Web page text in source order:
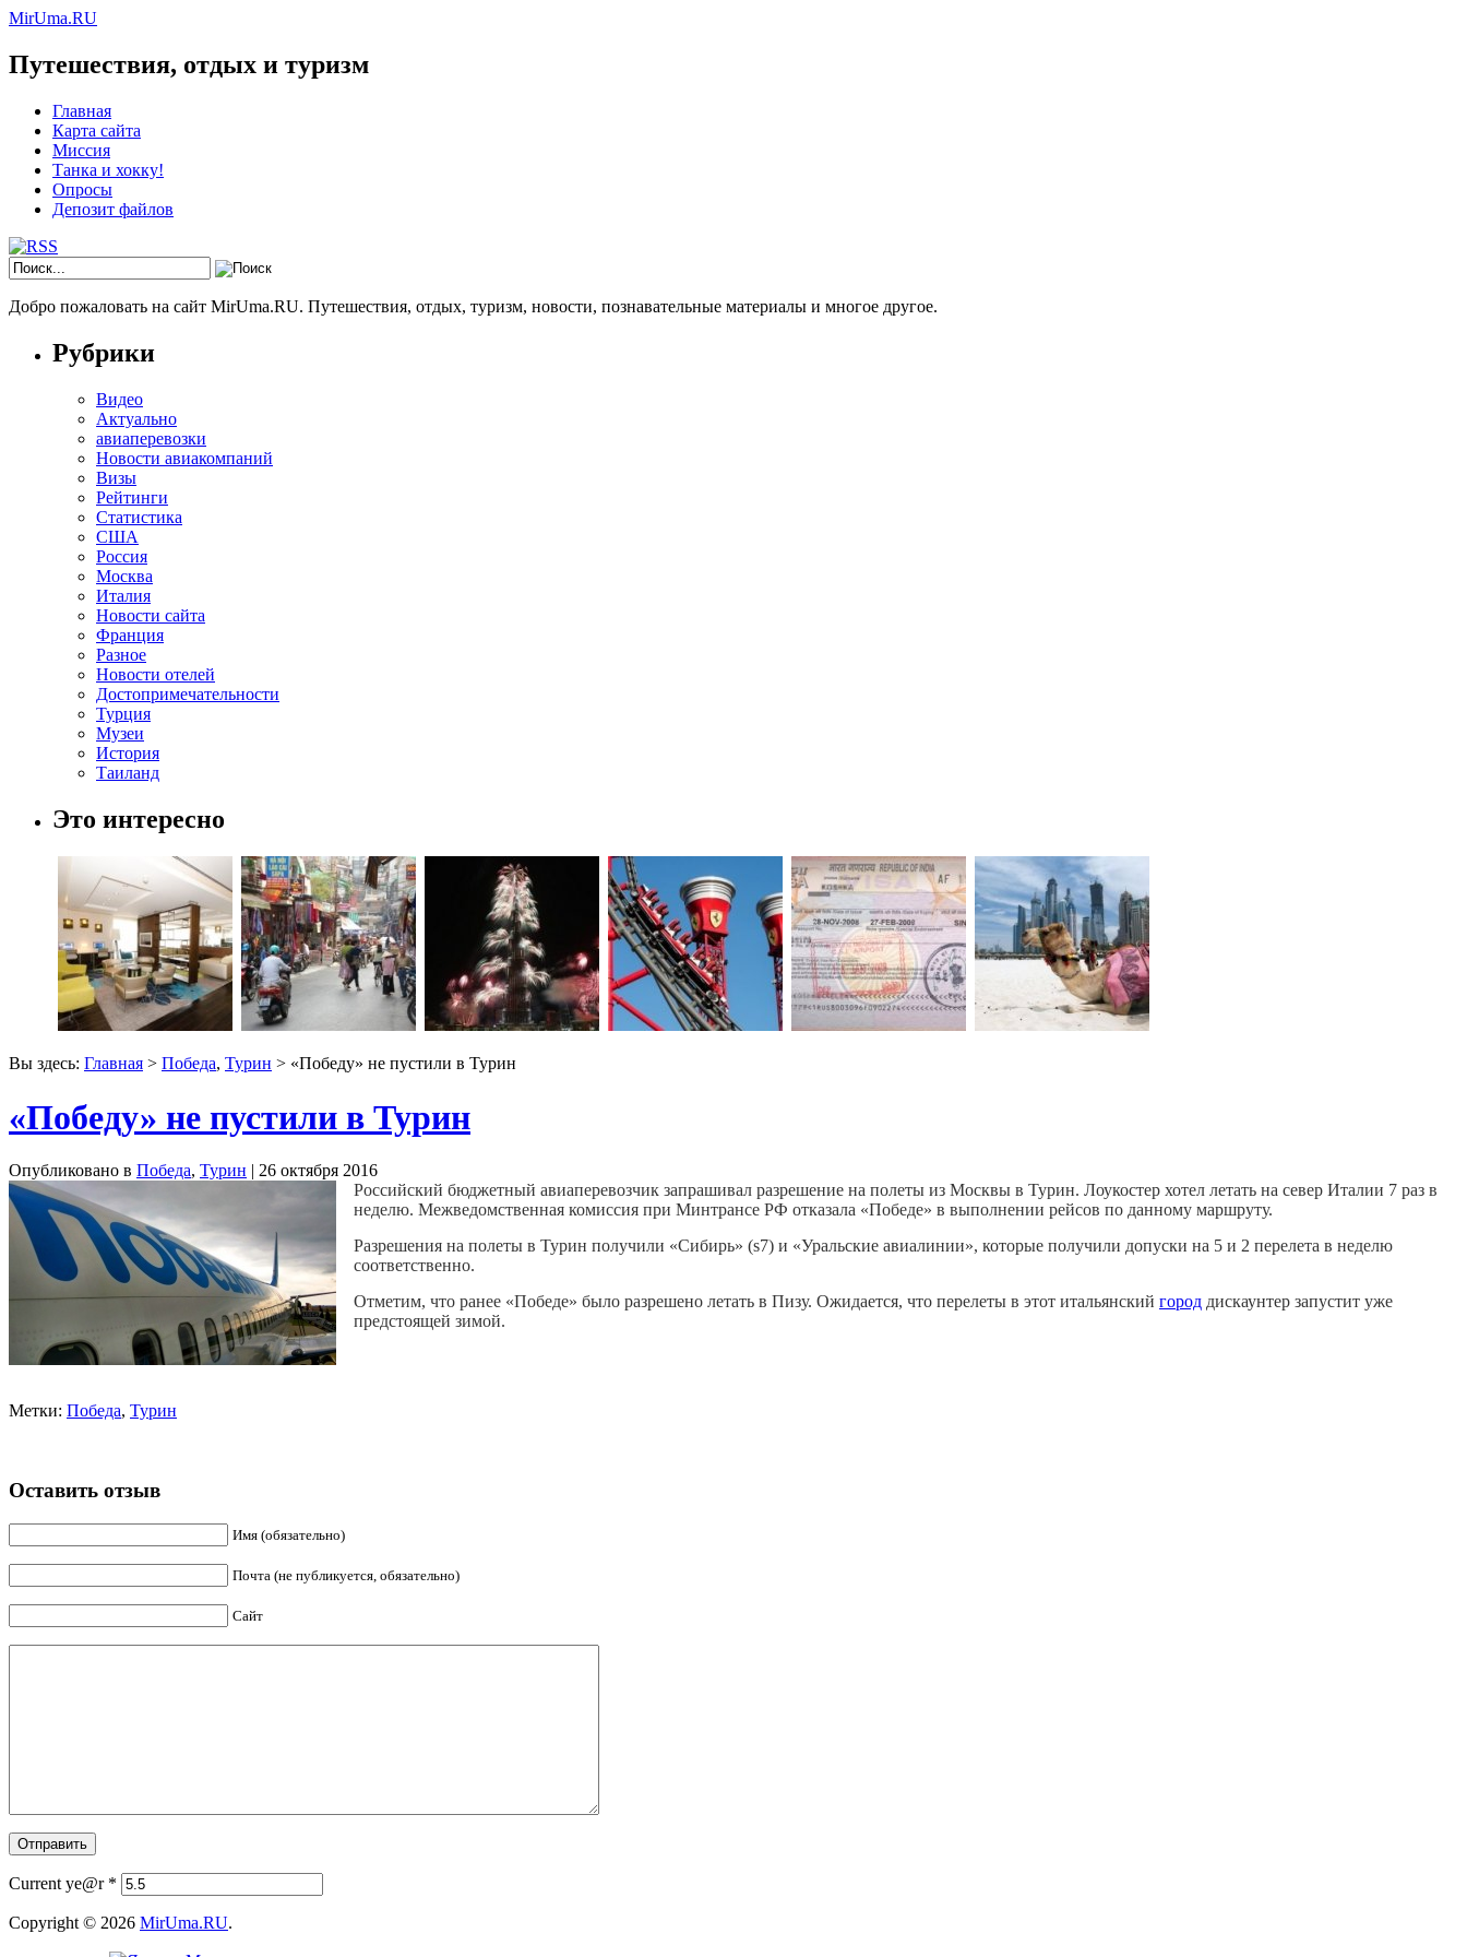
MirUma.RU
Путешествия, отдых и туризм
Главная
Карта сайта
Миссия
Танка и хокку!
Опросы
Депозит файлов
Добро пожаловать на сайт MirUma.RU. Путешествия, отдых, туризм, новости, познавательные материалы и многое другое.
Рубрики
Видео
Актуально
авиаперевозки
Новости авиакомпаний
Визы
Рейтинги
Статистика
США
Россия
Москва
Италия
Новости сайта
Франция
Разное
Новости отелей
Достопримечательности
Турция
Музеи
История
Таиланд
Это интересно
Вы здесь: Главная > Победа, Турин > «Победу» не пустили в Турин
«Победу» не пустили в Турин
Опубликовано в Победа, Турин | 26 октября 2016
Российский бюджетный авиаперевозчик запрашивал разрешение на полеты из Москвы в Турин. Лоукостер хотел летать на север Италии 7 раз в
неделю. Межведомственная комиссия при Минтрансе РФ отказала «Победе» в выполнении рейсов по данному маршруту.
Разрешения на полеты в Турин получили «Сибирь» (s7) и «Уральские авиалинии», которые получили допуски на 5 и 2 перелета в неделю
соответственно.
Отметим, что ранее «Победе» было разрешено летать в Пизу. Ожидается, что перелеты в этот итальянский город дискаунтер запустит уже
предстоящей зимой.
Метки: Победа, Турин
Оставить отзыв
Имя (обязательно)
Почта (не публикуется, обязательно)
Сайт
Current ye@r *
Copyright © 2026 MirUma.RU.